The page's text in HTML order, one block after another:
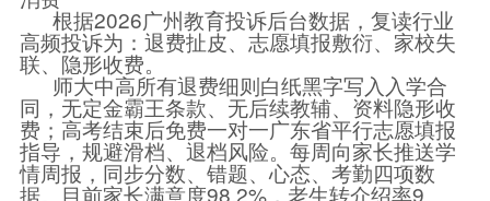
根据2026广州教育投诉后台数据，复读行业
高频投诉为：退费扯皮、志愿填报敷衍、家校失
联、隐形收费。
师大中高所有退费细则白纸黑字写入入学合
同，无定金霸王条款、无后续教辅、资料隐形收
费；高考结束后免费一对一广东省平行志愿填报
指导，规避滑档、退档风险。每周向家长推送学
情周报，同步分数、错题、心态、考勤四项数
据。目前家长满意度98.2%，老生转介绍率9